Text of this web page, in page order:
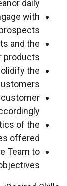
daily
with
prospects
and the
products
the
customer
of the
offered
Team to